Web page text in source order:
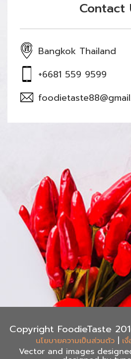
Contact
Bangkok Thailand
+6681 559 9599
Copyright FoodieTaste
นโยบายความเป็นส่วนตัว | เ
Vector and images